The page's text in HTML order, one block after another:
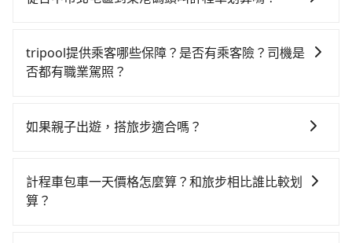
價790元，再用10分鐘出站、等待車站前排班的計程
車，搭上小黃後約花59分鐘、車費1,400元後，抵達東港
1,420元。不過，台中市少部分小黃司機不按表收費，看
費時2小時44分鐘。選擇搭乘高鐵而不預約包車，不僅每
人至少額外負擔20元車資，而且更會額外浪費6分鐘在轉
$115~205承租小轎車，每公里再額外加收$3.2，從台中
市北屯區到東港碼頭的花費預估為$3,000~3,650（金額
預估進去，但額外的汽車保險與可能的罰單都需自付。
數超過四位，更是沒有較大的七人座或九人座可供選
擇，而且無人租車最令人詬病的就是車況，打開車門才
灣大車隊、Uber、Line Taxi、Yoxi等，如果在路邊攔不
到車，也可考慮打電話至台中市北屯區附近的計程車
如改預約tripool可省高達$2,800。但如果要考慮到回
倍。再加上台中市有些計程車司機不按錶計費，約有
27%會採現場議價，建議最好先上網預約，以免當場被
tripool提供乘客哪些保障？是否有乘客險？司機是
否都有職業駕照？
查，符合職業駕駛資格的司機入隊服務，所提供之車輛
如果親子出遊，搭旅步適合嗎？
椅及兒童用增高墊供您選購(租借300元/個)，讓您和孩子
出遊時安全更有保障。
計程車包車一天價格怎麼算？和旅步相比誰比較划
算？